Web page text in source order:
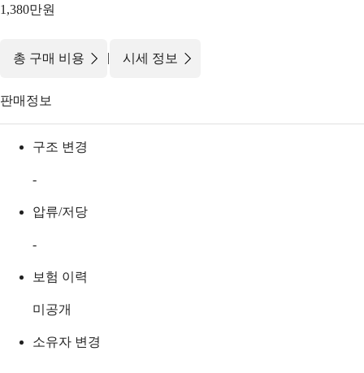
1,380만원
총 구매 비용 | 시세 정보
판매정보
구조 변경
-
압류/저당
-
보험 이력
미공개
소유자 변경